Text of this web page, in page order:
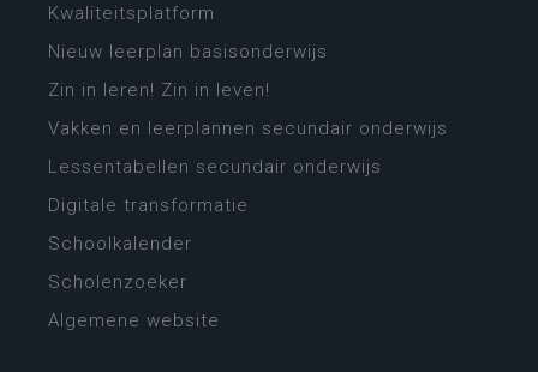
Kwaliteitsplatform
Nieuw leerplan basisonderwijs
Zin in leren! Zin in leven!
Vakken en leerplannen secundair onderwijs
Lessentabellen secundair onderwijs
Digitale transformatie
Schoolkalender
Scholenzoeker
Algemene website